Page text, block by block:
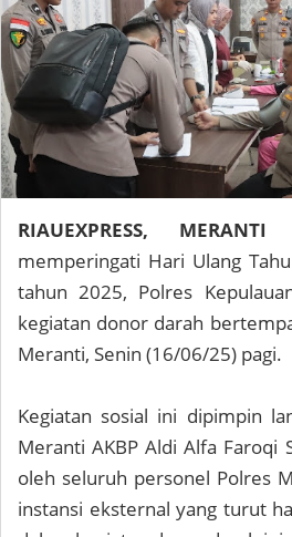
RIAUEXPRESS, MERANTI
memperingati Hari Ulang
tahun 2025, Polres
kegiatan donor darah
Meranti, Senin (16/06/25) pagi.
Kegiatan sosial ini dipimpin
Meranti AKBP Aldi Alfa Faroqi
oleh seluruh personel Polres
instansi eksternal yang turut